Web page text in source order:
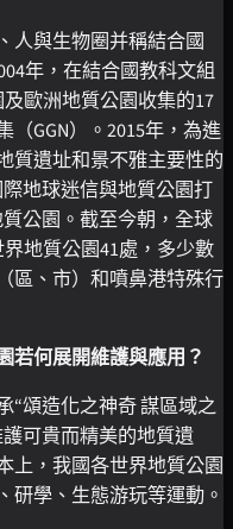
人與生物圈并稱結合國
年，在結合國教科文組
歐洲地質公園收集的17
GGN）。2015年，為進
質遺址和景不雅主要性的
地球迷信與地質公園打
公園。截至今朝，全球
地質公園41處，多少數
區、市）和噴鼻港特殊行
若何展開維護與應用？
“頌造化之神奇 謀區域之
可貴而精美的地質遺
上，我國各世界地質公園
研學、生態游玩等運動。